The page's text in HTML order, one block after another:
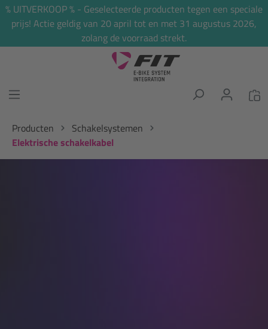
% UITVERKOOP % - Geselecteerde producten tegen een speciale
prijs! Actie geldig van 20 april tot en met 31 augustus 2026,
zolang de voorraad strekt.
Producten
Schakelsystemen
Elektrische schakelkabel